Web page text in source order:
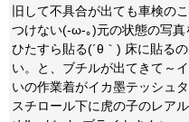
旧して不具合が出ても車検の
つけない(-ω-｡)元の状態の写
ひたすら貼る(´θ｀) 床に貼る
い。と、ブチルが出てきて～
いの作業着がイカ墨テッシュ
スチロール下に虎の子のレア